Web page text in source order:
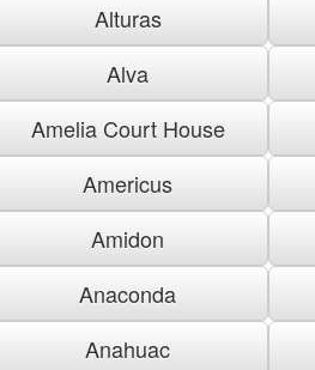
Alturas
Alva
Amelia Court House
Americus
Amidon
Anaconda
Anahuac